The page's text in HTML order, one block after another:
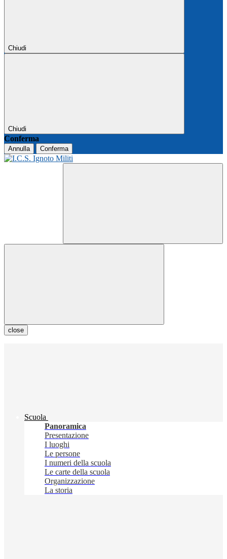
Chiudi
Chiudi
Conferma
Annulla Conferma
close
Scuola
Panoramica
Presentazione
I luoghi
Le persone
I numeri della scuola
Le carte della scuola
Organizzazione
La storia